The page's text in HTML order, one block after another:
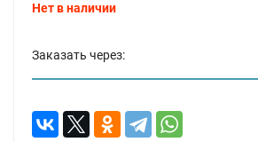
Нет в наличии
Заказать через: